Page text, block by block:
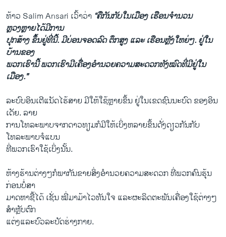
ທ້າວ Salim Ansari ​ເວົ້າວ່າ “ຄື​ກັນ​ກັບ​ໃນເມືອງ ​ເຮືອນ​ຈຳນວນ​
ຫຼວງຫຼາຍໄດ້​ມີການ
​ປຸກ​ສ້າງ ຂຶ້ນຢູ່​ທີ່​ນີ້. ມີ​ບ່ອນ​ຈອດ​ລົດ ຕຶກ​ສູງ ​ແລະ​ ເຮືອນ​ຫຼັງ​ໃຫຍ່ໆ. ຢູ່​ໃນ​
ບ້ານຂອງ​
ພວກ​ເຮົານີ້ ພວກ​ເຮົາ​ມີ​ເຄື່ອງ​ອຳນວຍ​ຄວາມ​ສະດວກທັງ​ໝົດທີ່ມີຢູ່​ໃນ
ເມືອງ​."
ລະບົບ​ອິນ​ເຕີ​ແນັດໄຮ້ສາຍ ​ມີ​ໃຫ້​ໃຊ້ຫຼາຍຂຶ້ນ ຢູ່​ໃນ​ເຂດ​ຊົນນະ​ບົດ ​ຂອງ​ອິນ
ເດັຍ. ​ລາຍ
ການ​ໂທລະພາບຈາກ​ດາວ​ທຽມກໍມີ​ໃຫ້​ເບິ່ງຫລາຍ​ຂຶ້ນດັ່ງ​ດຽວ​ກັນ​ກັບ​
ໂທລະພາບຈໍແບນ
ທີ່​ພວກ​ເຮົາໃຊ້​ເບິ່ງ​ນັ້ນ.
ຫ້າງ​ຮ້ານ​ຕ່າງໆ​ກໍ​ພາກັນ​ຂາຍ​ສິ່ງ​ອຳນວຍ​ຄວາມ​ສະດວກ​ ທີ່​ພວກ​ຄົນ​ຮຸ້ນ
ກ່ອນ​ບໍ່​ສາ
ມາດ​ຫາຊື້​ໄດ້ ​ເຊັ່ນ​ ໝີ່ມາ​ມ້າ​ໄວ​ທັນ​ໃຈ ​ແລະຜະລິດ​ຕະພັນ​ເຄື່ອງ​ໃຊ້ຕ່າງໆ
ສຳ​ຫຼັບຕົກ
​ແຕ່ງແລະບົວລະບັດຮ່າງກາຍ​.